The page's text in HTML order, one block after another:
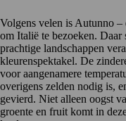
Volgens velen is Autunno –
om Italië te bezoeken.
prachtige landschappen
kleurenspektakel. De
voor aangenamere
overigens zelden nodig is,
gevierd. Niet alleen oogst
groente en fruit komt in